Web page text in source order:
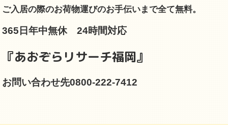
ご入居の際のお荷物運びのお手伝いまで全て無料。
365日年中無休 24時間対応
『あおぞらリサーチ福岡』
お問い合わせ先0800-222-7412